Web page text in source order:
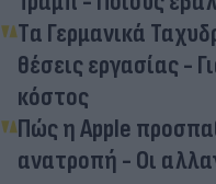
Tα Γερμανικά
θέσεις εργασίας -
κόστος
Πώς η Apple
ανατροπή - Οι